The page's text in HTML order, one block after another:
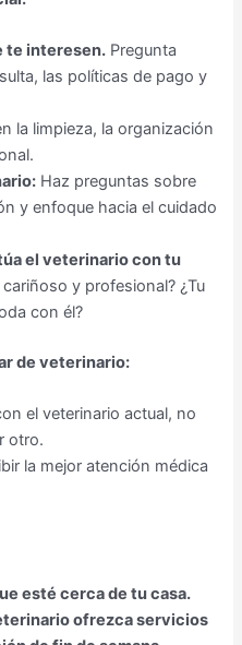
te interesen. Pregunta
las políticas de pago y
la limpieza, la organización
Haz preguntas sobre
y enfoque hacia el cuidado
el veterinario con tu
y profesional? ¿Tu
con él?
de veterinario:
el veterinario actual, no
otro.
la mejor atención médica
esté cerca de tu casa.
ofrezca servicios